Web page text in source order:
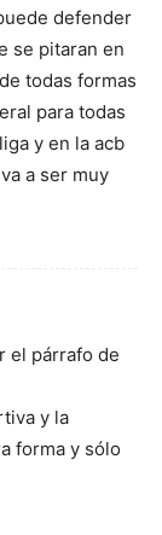
defender
se pitaran en
todas formas
para todas
y en la acb
a ser muy
el párrafo de
y la
forma y sólo